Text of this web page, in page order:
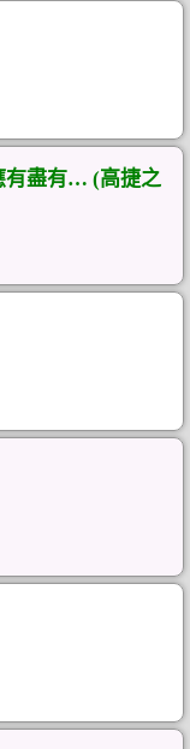
有盡有… (高捷之